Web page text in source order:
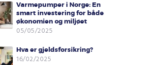
Varmepumper i Norge: En
smart investering for både
økonomien og miljøet
05/05/2025
Hva er gjeldsforsikring?
16/02/2025